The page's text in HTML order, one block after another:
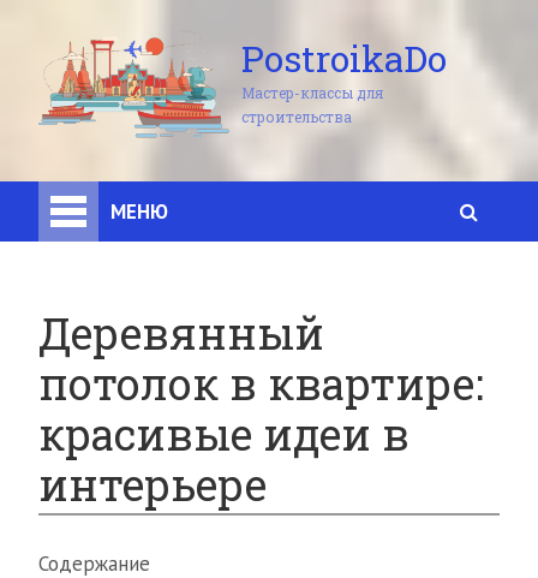
PostroikaDo
Мастер-классы для
строительства
МЕНЮ
Деревянный
потолок в квартире:
красивые идеи в
интерьере
Содержание